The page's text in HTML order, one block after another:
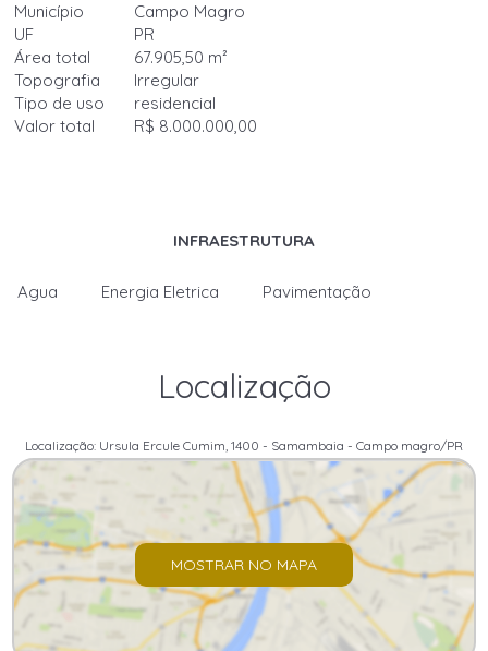
Município
Campo Magro
UF
PR
Área total
67.905,50 m²
Topografia
Irregular
Tipo de uso
residencial
Valor total
R$ 8.000.000,00
INFRAESTRUTURA
Agua Energia Eletrica Pavimentação
Localização
Localização: Ursula Ercule Cumim, 1400 - Samambaia - Campo magro/PR
MOSTRAR NO MAPA